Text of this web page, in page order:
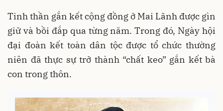
Tinh thần gắn kết cộng đồng ở Mai Lãnh được gìn
giữ và bồi đắp qua từng năm. Trong đó, Ngày hội
đại đoàn kết toàn dân tộc được tổ chức thường
niên đã thực sự trở thành “chất keo” gắn kết bà
con trong thôn.